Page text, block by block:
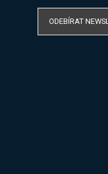
ODEBÍRAT